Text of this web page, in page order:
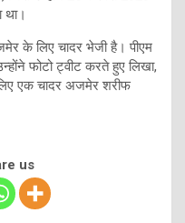
था।
के लिए चादर भेजी है। पीएम
फोटो ट्वीट करते हुए लिखा,
लिए एक चादर अजमेर शरीफ
us